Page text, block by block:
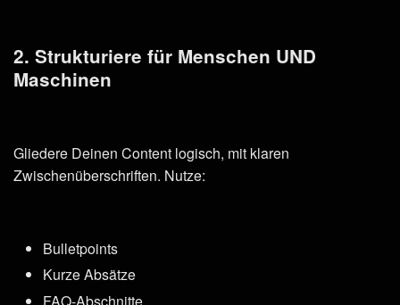
2. Strukturiere für Menschen UND
Maschinen
Gliedere Deinen Content logisch, mit klaren
Zwischenüberschriften. Nutze:
Bulletpoints
Kurze Absätze
FAQ-Abschnitte